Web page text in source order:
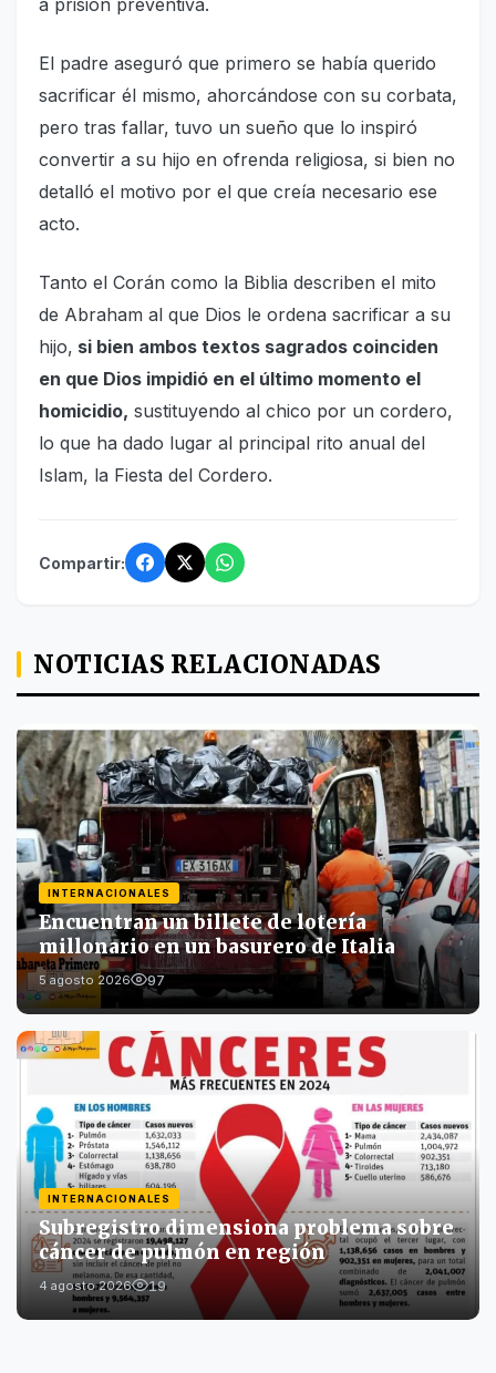
a prisión preventiva.
El padre aseguró que primero se había querido
sacrificar él mismo, ahorcándose con su corbata,
pero tras fallar, tuvo un sueño que lo inspiró
convertir a su hijo en ofrenda religiosa, si bien no
detalló el motivo por el que creía necesario ese
acto.
Tanto el Corán como la Biblia describen el mito
de Abraham al que Dios le ordena sacrificar a su
hijo, si bien ambos textos sagrados coinciden
en que Dios impidió en el último momento el
homicidio, sustituyendo al chico por un cordero,
lo que ha dado lugar al principal rito anual del
Islam, la Fiesta del Cordero.
Compartir:
NOTICIAS RELACIONADAS
INTERNACIONALES
Encuentran un billete de lotería
millonario en un basurero de Italia
5 agosto 2026 97
INTERNACIONALES
Subregistro dimensiona problema sobre
cáncer de pulmón en región
4 agosto 2026 19